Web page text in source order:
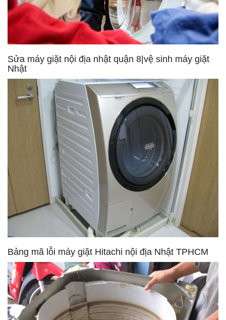
Sửa máy giặt nội địa nhật quận 8|vệ sinh máy giặt
Nhật
Bảng mã lỗi máy giặt Hitachi nội địa Nhật TPHCM